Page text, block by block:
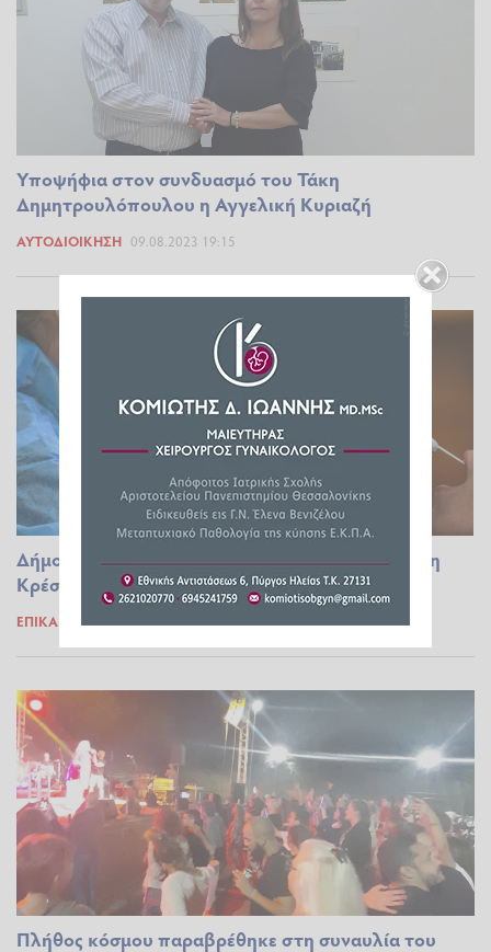
Yποψήφια στον συνδυασμό του Τάκη
Δημητρουλόπουλου η Αγγελική Κυριαζή
ΑΥΤΟΔΙΟΊΚΗΣΗ 09.08.2023 19:15
Δήμος Ανδρίτσαινας - Κρεστένων: Rapid test στη
Κρέστενα στις 11/08
ΕΠΊΚΑΙΡΑ 09.08.2023 14:19
Πλήθος κόσμου παραβρέθηκε στη συναυλία του